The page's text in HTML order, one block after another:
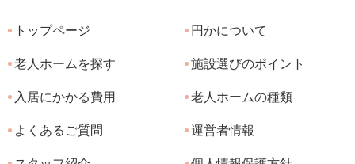
トップページ 円かについて
老人ホームを探す 施設選びのポイント
入居にかかる費用 老人ホームの種類
よくあるご質問 運営者情報